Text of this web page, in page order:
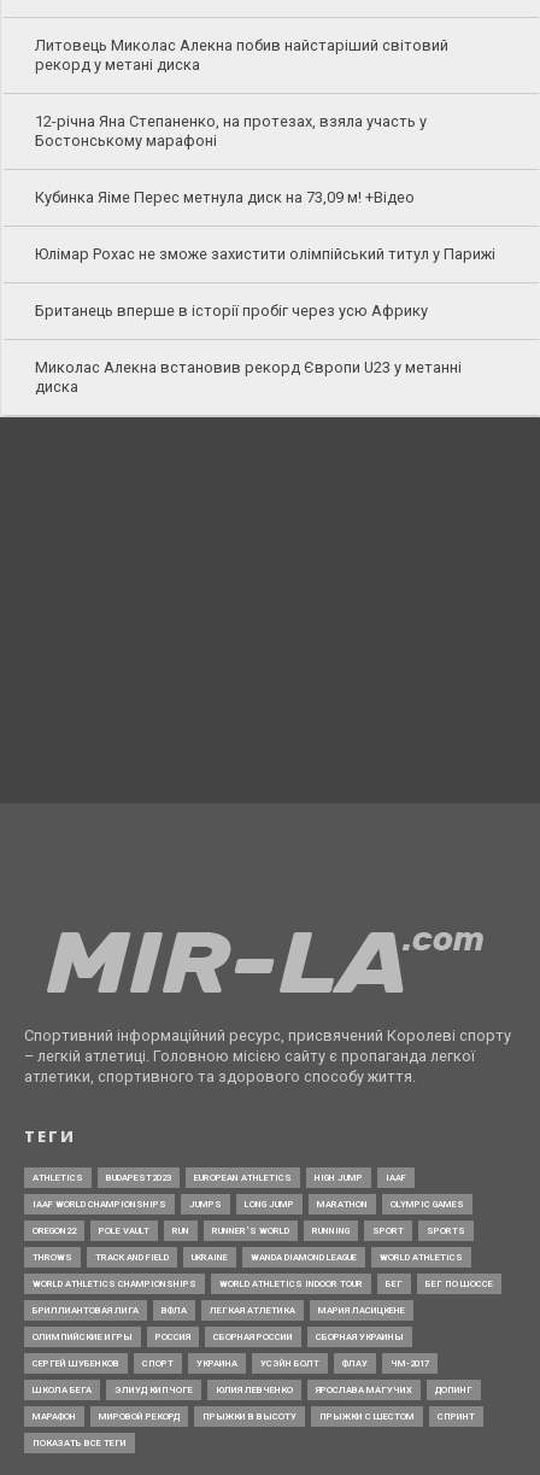
Литовець Миколас Алекна побив найстаріший світовий
рекорд у метані диска
12-річна Яна Степаненко, на протезах, взяла участь у
Бостонському марафоні
Кубинка Яіме Перес метнула диск на 73,09 м! +Відео
Юлімар Рохас не зможе захистити олімпійський титул у Парижі
Британець вперше в історії пробіг через усю Африку
Миколас Алекна встановив рекорд Європи U23 у метанні
диска
Спортивний інформаційний ресурс, присвячений Королеві спорту
– легкій атлетиці. Головною місією сайту є пропаганда легкої
атлетики, спортивного та здорового способу життя.
ТЕГИ
ATHLETICS BUDAPEST2023 EUROPEAN ATHLETICS HIGH JUMP IAAF
IAAF WORLD CHAMPIONSHIPS JUMPS LONG JUMP MARATHON OLYMPIC GAMES
OREGON22 POLE VAULT RUN RUNNER’S WORLD RUNNING SPORT SPORTS
THROWS TRACK AND FIELD UKRAINE WANDA DIAMOND LEAGUE WORLD ATHLETICS
WORLD ATHLETICS CHAMPIONSHIPS WORLD ATHLETICS INDOOR TOUR БЕГ БЕГ ПО ШОССЕ
БРИЛЛИАНТОВАЯ ЛИГА ВФЛА ЛЕГКАЯ АТЛЕТИКА МАРИЯ ЛАСИЦКЕНЕ
ОЛИМПИЙСКИЕ ИГРЫ РОССИЯ СБОРНАЯ РОССИИ СБОРНАЯ УКРАИНЫ
СЕРГЕЙ ШУБЕНКОВ СПОРТ УКРАИНА УСЭЙН БОЛТ ФЛАУ ЧМ-2017
ШКОЛА БЕГА ЭЛИУД КИПЧОГЕ ЮЛИЯ ЛЕВЧЕНКО ЯРОСЛАВА МАГУЧИХ ДОПИНГ
МАРАФОН МИРОВОЙ РЕКОРД ПРЫЖКИ В ВЫСОТУ ПРЫЖКИ С ШЕСТОМ СПРИНТ
ПОКАЗАТЬ ВСЕ ТЕГИ